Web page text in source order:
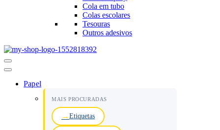
Cola em tubo
Colas escolares
Tesouras
Outros adesivos
Menu
de
Papel
MAIS PROCURADAS
Etiquetas